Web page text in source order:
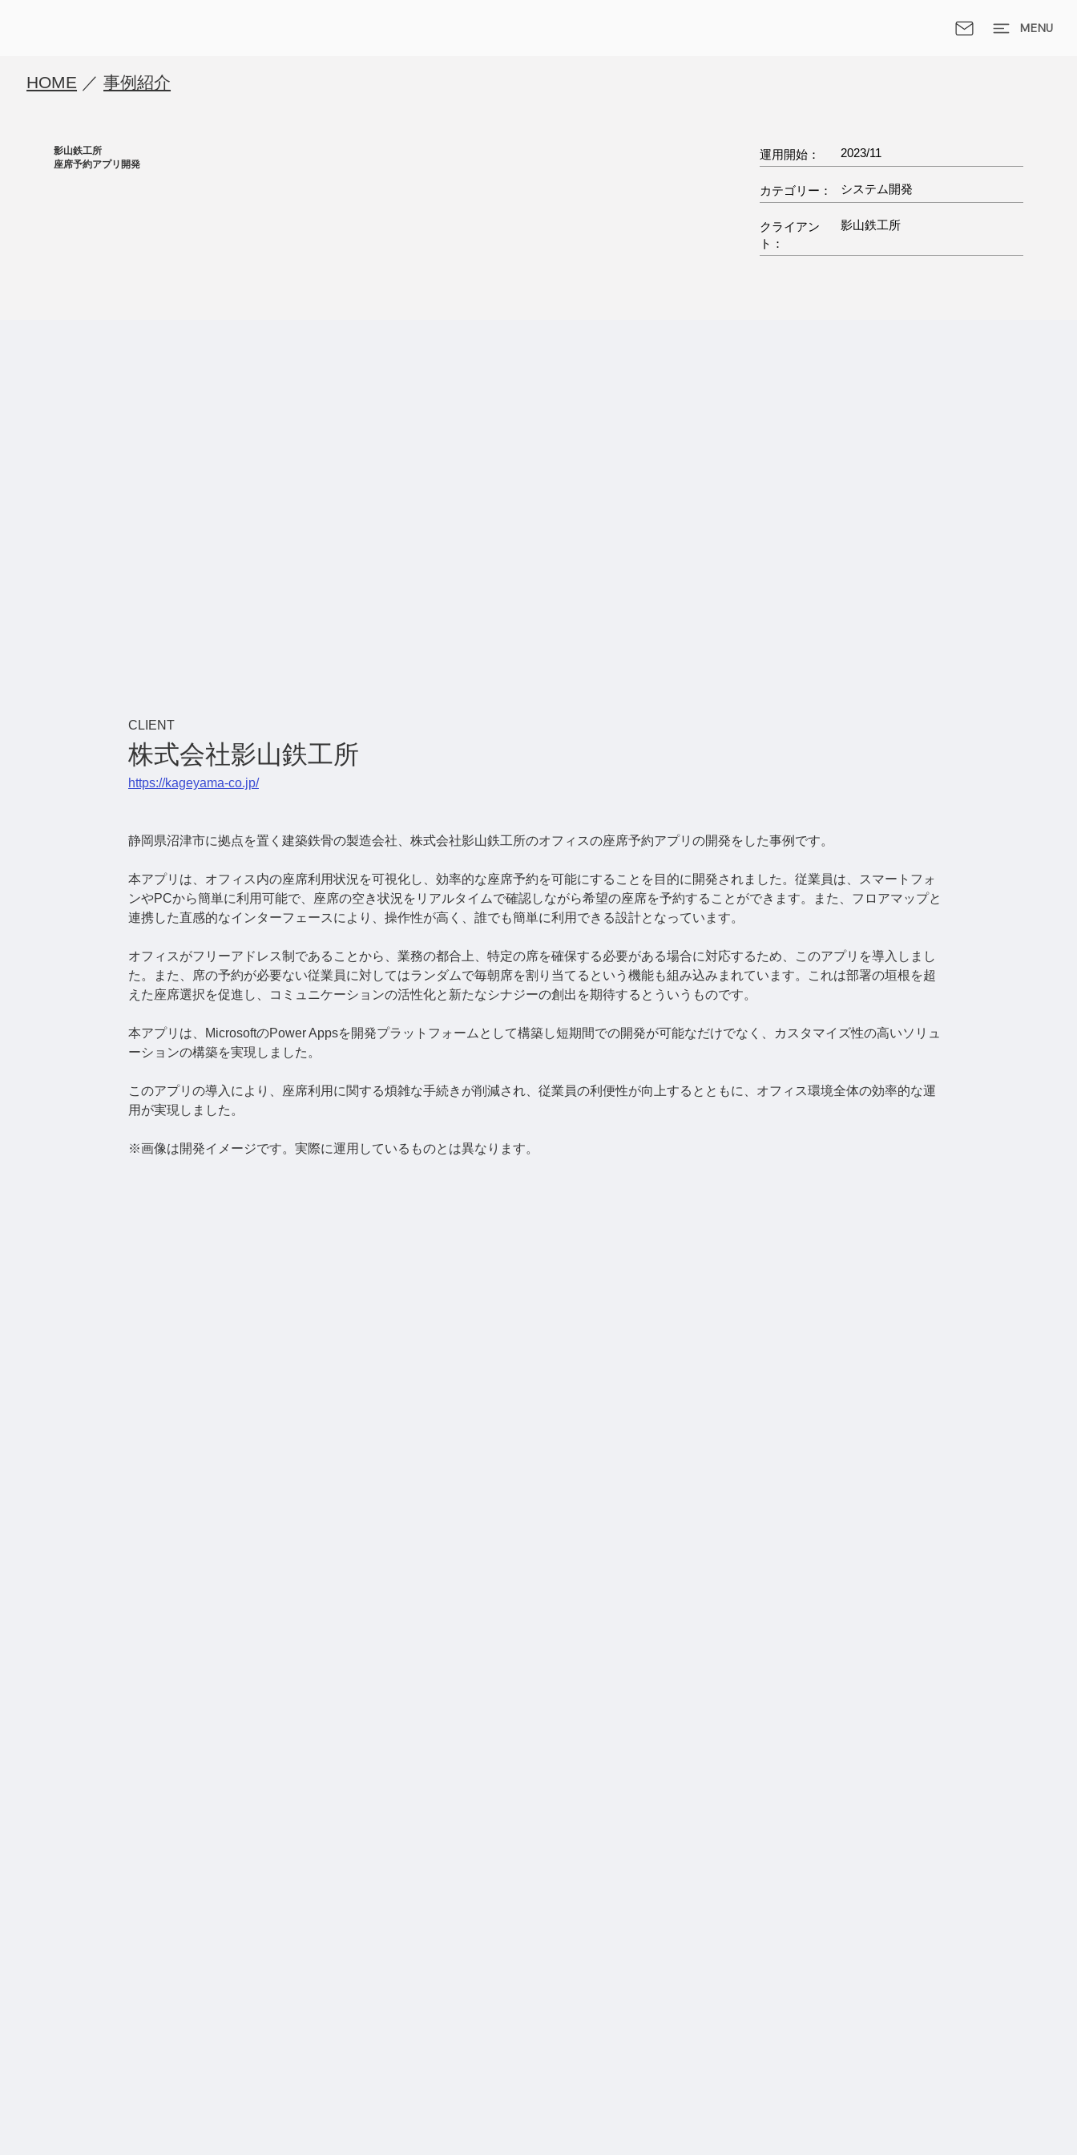
MENU
HOME ／事例紹介
影山鉄工所
座席予約アプリ開発
運用開始： 2023/11
カテゴリー： システム開発
クライアン
ト：
影山鉄工所
CLIENT
株式会社影山鉄工所
https://kageyama-co.jp/
静岡県沼津市に拠点を置く建築鉄骨の製造会社、株式会社影山鉄工所のオフィスの座席予約アプリの開発をした事例です。
本アプリは、オフィス内の座席利用状況を可視化し、効率的な座席予約を可能にすることを目的に開発されました。従業員は、スマートフォ
ンやPCから簡単に利用可能で、座席の空き状況をリアルタイムで確認しながら希望の座席を予約することができます。また、フロアマップと
連携した直感的なインターフェースにより、操作性が高く、誰でも簡単に利用できる設計となっています。
オフィスがフリーアドレス制であることから、業務の都合上、特定の席を確保する必要がある場合に対応するため、このアプリを導入しまし
た。また、席の予約が必要ない従業員に対してはランダムで毎朝席を割り当てるという機能も組み込みまれています。これは部署の垣根を超
えた座席選択を促進し、コミュニケーションの活性化と新たなシナジーの創出を期待するとういうものです。
本アプリは、MicrosoftのPower Appsを開発プラットフォームとして構築し短期間での開発が可能なだけでなく、カスタマイズ性の高いソリュ
ーションの構築を実現しました。
このアプリの導入により、座席利用に関する煩雑な手続きが削減され、従業員の利便性が向上するとともに、オフィス環境全体の効率的な運
用が実現しました。
※画像は開発イメージです。実際に運用しているものとは異なります。